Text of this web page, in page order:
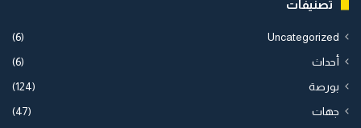
تصنيفات
Uncategorized
(6)
أحداث (6)
بورصة (124)
جهات (47)